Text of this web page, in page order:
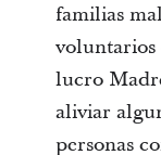
familias
voluntarios
lucro
aliviar
personas